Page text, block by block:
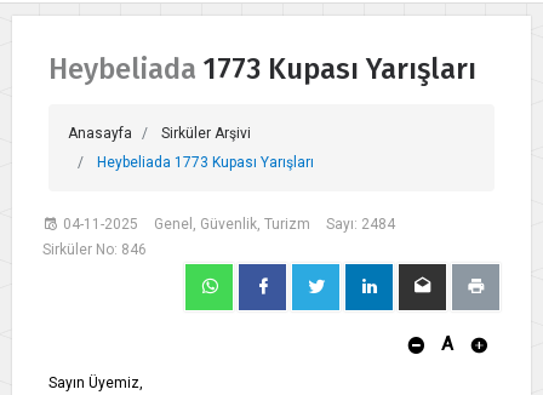
Heybeliada 1773 Kupası Yarışları
Anasayfa
Sirküler Arşivi
Heybeliada 1773 Kupası Yarışları
04-11-2025 Genel, Güvenlik, Turizm
Sayı: 2484
Sirküler No: 846
A
Sayın Üyemiz,